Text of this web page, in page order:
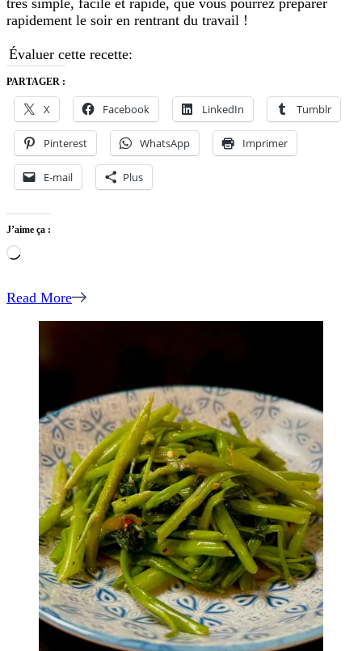
rapide!
rapidement le soir en rentrant du travail !
Évaluer cette recette:
PARTAGER :
X Facebook LinkedIn Tumblr
Pinterest WhatsApp Imprimer
E-mail Plus
J’aime ça :
Chargement…
Read More